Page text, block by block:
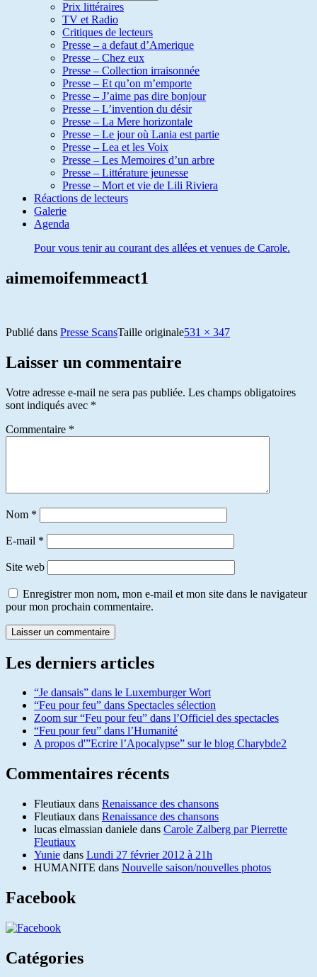
Prix littéraires
TV et Radio
Critiques de lecteurs
Presse – a defaut d’Amerique
Presse – Chez eux
Presse – Collection irraisonnée
Presse – Et qu’on m’emporte
Presse – J’aime pas dire bonjour
Presse – L’invention du désir
Presse – La Mere horizontale
Presse – Le jour où Lania est partie
Presse – Lea et les Voix
Presse – Les Memoires d’un arbre
Presse – Littérature jeunesse
Presse – Mort et vie de Lili Riviera
Réactions de lecteurs
Galerie
Agenda
Pour vous tenir au courant des allées et venues de Carole.
aimemoifemmeact1
Publié dans Presse ScansTaille originale531 × 347
Laisser un commentaire
Votre adresse e-mail ne sera pas publiée. Les champs obligatoires
sont indiqués avec *
Commentaire *
Nom *
E-mail *
Site web
Enregistrer mon nom, mon e-mail et mon site dans le navigateur
pour mon prochain commentaire.
Les derniers articles
“Je dansais” dans le Luxemburger Wort
“Feu pour feu” dans Spectacles sélection
Zoom sur “Feu pour feu” dans l’Officiel des spectacles
“Feu pour feu” dans l’Humanité
A propos d'”Ecrire l’Apocalypse” sur le blog Charybde2
Commentaires récents
Fleutiaux dans Renaissance des chansons
Fleutiaux dans Renaissance des chansons
lucas elmassian daniele dans Carole Zalberg par Pierrette
Fleutiaux
Yunie dans Lundi 27 février 2012 à 21h
HUMANITE dans Nouvelle saison/nouvelles photos
Facebook
Catégories